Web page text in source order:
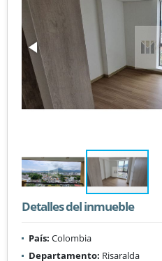
Detalles del inmueble
País: Colombia
Departamento: Risaralda